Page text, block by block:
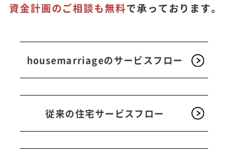
資金計画のご相談も無料で承っております。
housemarriageのサービスフロー
従来の住宅サービスフロー